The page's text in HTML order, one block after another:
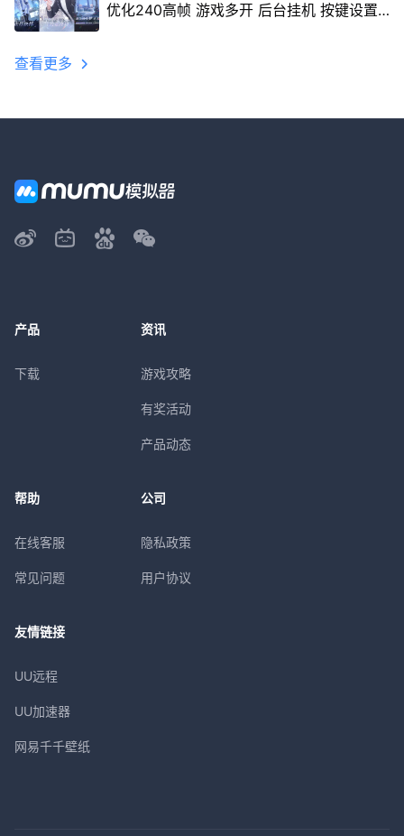
优化240高帧 游戏多开 后台挂机 按键设置
查看更多
产品
下载
资讯
游戏攻略
有奖活动
产品动态
帮助
在线客服
常见问题
公司
隐私政策
用户协议
友情链接
UU远程
UU加速器
网易千千壁纸